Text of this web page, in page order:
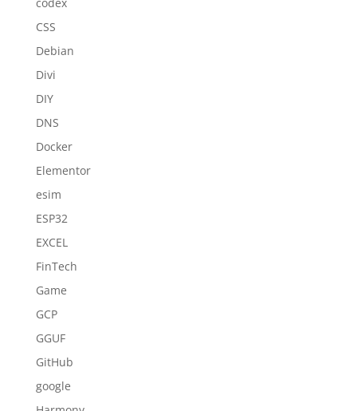
CSS
Debian
Divi
DIY
DNS
Docker
Elementor
esim
ESP32
EXCEL
FinTech
Game
GCP
GGUF
GitHub
google